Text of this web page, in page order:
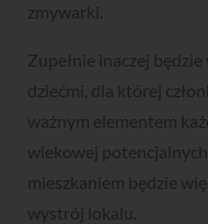
zmywarki.
Zupełnie inaczej
dziećmi, dla której
ważnym elementem
wiekowej
mieszkaniem będzie
wystrój lokalu.